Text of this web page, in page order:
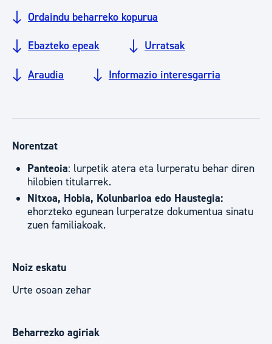
Ordaindu beharreko kopurua
Ebazteko epeak Urratsak
Araudia Informazio interesgarria
Norentzat
Panteoia: lurpetik atera eta lurperatu behar diren
hilobien titularrek.
Nitxoa, Hobia, Kolunbarioa edo Haustegia:
ehorzteko egunean lurperatze dokumentua sinatu
zuen familiakoak.
Noiz eskatu
Urte osoan zehar
Beharrezko agiriak